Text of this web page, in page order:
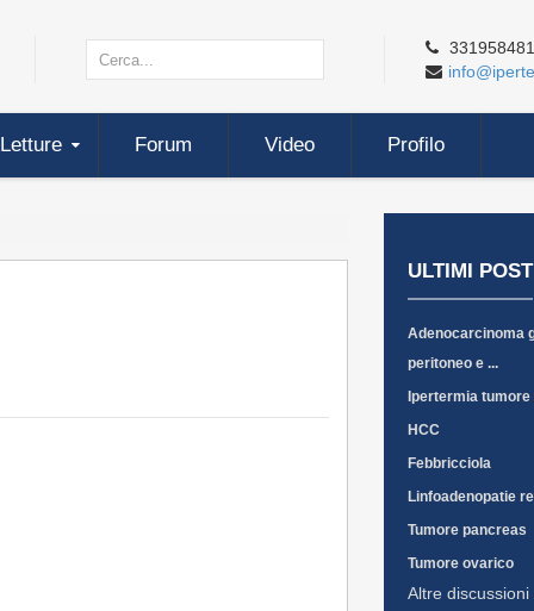
Letture Forum Video Profilo
ULTIMI POST
Adenocarcinoma
peritoneo e ...
Ipertermia
HCC
Febbricciola
Linfoadenopatie
Tumore pancreas
Tumore ovarico
Altre discussioni